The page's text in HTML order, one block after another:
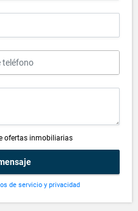
ofertas inmobiliarias
de servicio y privacidad